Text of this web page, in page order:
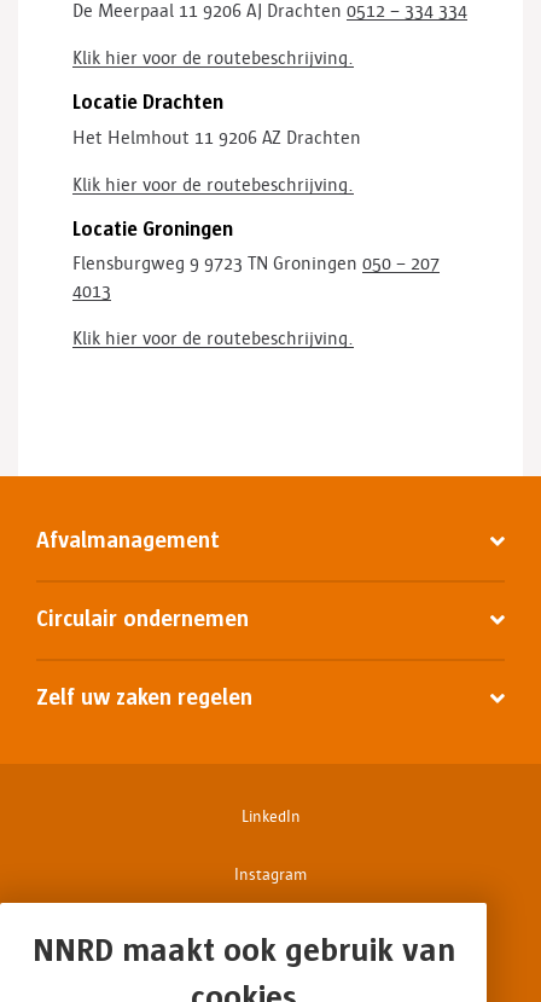
De Meerpaal 11 9206 AJ Drachten 0512 – 334 334
Klik hier voor de routebeschrijving.
Locatie Drachten
Het Helmhout 11 9206 AZ Drachten
Klik hier voor de routebeschrijving.
Locatie Groningen
Flensburgweg 9 9723 TN Groningen 050 – 207
4013
Klik hier voor de routebeschrijving.
Afvalmanagement
Circulair ondernemen
Zelf uw zaken regelen
LinkedIn
Instagram
Facebook
Disclaimer
NNRD maakt ook gebruik van